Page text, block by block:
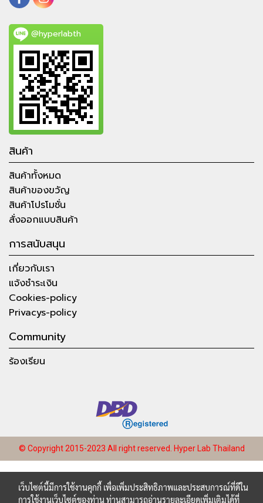
@hyperlabth
สินค้า
สินค้าทั้งหมด
สินค้าของขวัญ
สินค้าโปรโมชั่น
สั่งออกแบบสินค้า
การสนับสนุน
เกี่ยวกับเรา
แจ้งชำระเงิน
Cookies-policy
Privacys-policy
Community
ร้องเรียน
© Copyright 2015-2023 All right reserved. Hyper Lab Thailand
เว็บไซต์นี้มีการใช้งานคุกกี้ เพื่อเพิ่มประสิทธิภาพและประสบการณ์ที่ดีใน
การใช้งานเว็บไซต์ของท่าน ท่านสามารถอ่านรายละเอียดเพิ่มเติมได้ที่